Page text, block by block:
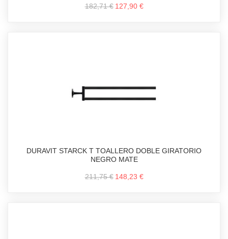
182,71 € 127,90 €
DURAVIT STARCK T TOALLERO DOBLE GIRATORIO
NEGRO MATE
211,75 € 148,23 €